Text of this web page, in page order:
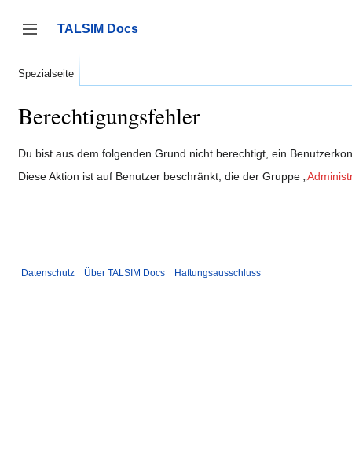
springen
Seitenleiste umschalten
TALSIM Docs
Spezialseite
Berechtigungsfehler
Du bist aus dem folgenden Grund nicht berechtigt, ein
Diese Aktion ist auf Benutzer beschränkt, die der Gruppe „
Datenschutz Über TALSIM Docs Haftungsausschluss